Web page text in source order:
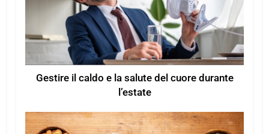
Gestire il caldo e la salute del cuore durante
l’estate